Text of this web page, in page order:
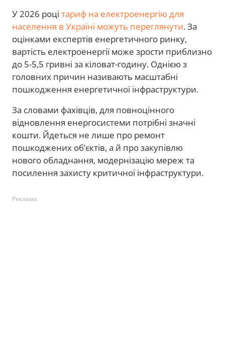
У 2026 році тариф на електроенергію для
населення в Україні можуть переглянути. За
оцінками експертів енергетичного ринку,
вартість електроенергії може зрости приблизно
до 5-5,5 гривні за кіловат-годину. Однією з
головних причин називають масштабні
пошкодження енергетичної інфраструктури.
За словами фахівців, для повноцінного
відновлення енергосистеми потрібні значні
кошти. Йдеться не лише про ремонт
пошкоджених об’єктів, а й про закупівлю
нового обладнання, модернізацію мереж та
посилення захисту критичної інфраструктури.
Реклама